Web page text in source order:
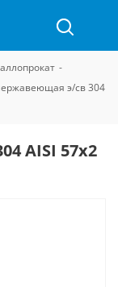
-
э/св 304
AISI 57х2